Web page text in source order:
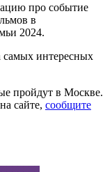
про событие
в
2024.
самых интересных
пройдут в Москве.
сайте, сообщите